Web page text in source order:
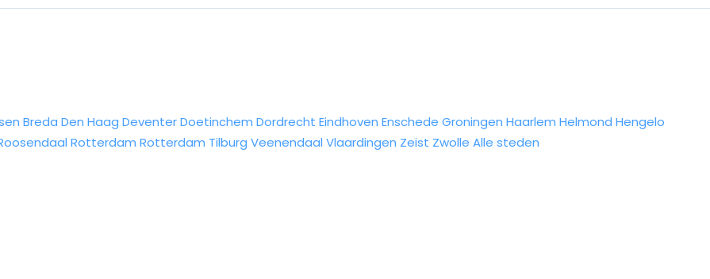
Breda Den Haag DeventerDoetinchem Dordrecht Eindhoven Enschede Groningen Haarlem Helmond Hengelo
Rotterdam Rotterdam Tilburg Veenendaal Vlaardingen Zeist Zwolle Alle steden